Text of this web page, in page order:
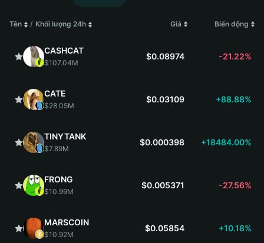
Tên / Khối lượng 24h Giá Biến động
CASHCAT
$107.04M
$0.08974 -21.22%
CATE
$28.05M
$0.03109 +88.88%
TINYTANK
$7.89M
$0.000398 +18484.00%
FRONG
$10.99M
$0.005371 -27.56%
MARSCOIN
$10.92M
$0.05854 +10.18%